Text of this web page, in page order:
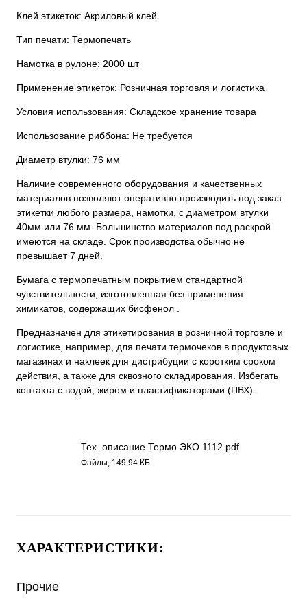
Клей этикеток: Акриловый клей
Тип печати: Термопечать
Намотка в рулоне: 2000 шт
Применение этикеток: Розничная торговля и логистика
Условия использования: Складское хранение товара
Использование риббона: Не требуется
Диаметр втулки: 76 мм
Наличие современного оборудования и качественных
материалов позволяют оперативно производить под заказ
этикетки любого размера, намотки, с диаметром втулки
40мм или 76 мм. Большинство материалов под раскрой
имеются на складе. Срок производства обычно не
превышает 7 дней.
Бумага с термопечатным покрытием стандартной
чувствительности, изготовленная без применения
химикатов, содержащих бисфенол .
Предназначен для этикетирования в розничной торговле и
логистике, например, для печати термочеков в продуктовых
магазинах и наклеек для дистрибуции с коротким сроком
действия, а также для сквозного складирования. Избегать
контакта с водой, жиром и пластификаторами (ПВХ).
Тех. описание Термо ЭКО 1112.pdf
Файлы, 149.94 КБ
ХАРАКТЕРИСТИКИ:
Прочие